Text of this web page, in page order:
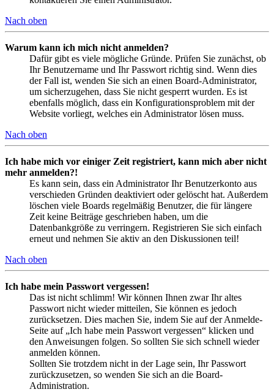
Nach oben
Warum kann ich mich nicht anmelden?
Dafür gibt es viele mögliche Gründe. Prüfen Sie zunächst, ob
Ihr Benutzername und Ihr Passwort richtig sind. Wenn dies
der Fall ist, wenden Sie sich an einen Board-Administrator,
um sicherzugehen, dass Sie nicht gesperrt wurden. Es ist
ebenfalls möglich, dass ein Konfigurationsproblem mit der
Website vorliegt, welches ein Administrator lösen muss.
Nach oben
Ich habe mich vor einiger Zeit registriert, kann mich aber nicht
mehr anmelden?!
Es kann sein, dass ein Administrator Ihr Benutzerkonto aus
verschieden Gründen deaktiviert oder gelöscht hat. Außerdem
löschen viele Boards regelmäßig Benutzer, die für längere
Zeit keine Beiträge geschrieben haben, um die
Datenbankgröße zu verringern. Registrieren Sie sich einfach
erneut und nehmen Sie aktiv an den Diskussionen teil!
Nach oben
Ich habe mein Passwort vergessen!
Das ist nicht schlimm! Wir können Ihnen zwar Ihr altes
Passwort nicht wieder mitteilen, Sie können es jedoch
zurücksetzen. Dies machen Sie, indem Sie auf der Anmelde-
Seite auf „Ich habe mein Passwort vergessen“ klicken und
den Anweisungen folgen. So sollten Sie sich schnell wieder
anmelden können.
Sollten Sie trotzdem nicht in der Lage sein, Ihr Passwort
zurückzusetzen, so wenden Sie sich an die Board-
Administration.